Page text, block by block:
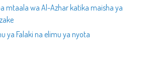
mtaala wa Al-Azhar katika maisha ya
ya Falaki na elimu ya nyota